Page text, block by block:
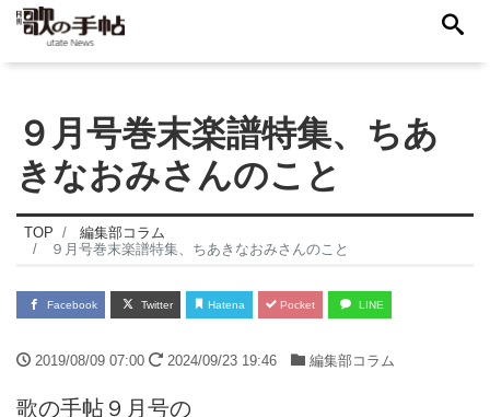
９月号巻末楽譜特集、ちあ
きなおみさんのこと
TOP
編集部コラム
９月号巻末楽譜特集、ちあきなおみさんのこと
Facebook Twitter Hatena Pocket LINE
2019/08/09 07:00 2024/09/23 19:46 編集部コラム
歌の手帖９月号の